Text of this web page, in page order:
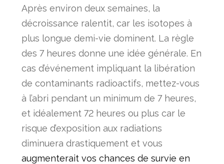
Après environ deux semaines, la
décroissance ralentit, car les isotopes à
plus longue demi-vie dominent. La règle
des 7 heures donne une idée générale. En
cas d’événement impliquant la libération
de contaminants radioactifs, mettez-vous
à l’abri pendant un minimum de 7 heures,
et idéalement 72 heures ou plus car le
risque d’exposition aux radiations
diminuera drastiquement et vous
augmenterait vos chances de survie en